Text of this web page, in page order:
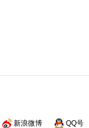
新浪微博 QQ号